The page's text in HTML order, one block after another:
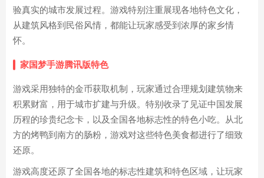
验真实的城市发展过程。游戏特别注重展现各地特色文化，
从建筑风格到民俗风情，都能让玩家感受到浓厚的家乡情
怀。
家国梦手游腾讯版特色
游戏采用独特的金币获取机制，玩家通过合理规划建筑物来
积累财富，用于城市扩建与升级。特别收录了见证中国发展
历程的珍贵纪念卡，以及全国各地标志性的特色小吃。从北
方的烤鸭到南方的肠粉，游戏对这些特色美食都进行了细致
还原。
游戏高度还原了全国各地的标志性建筑和特色区域，让玩家